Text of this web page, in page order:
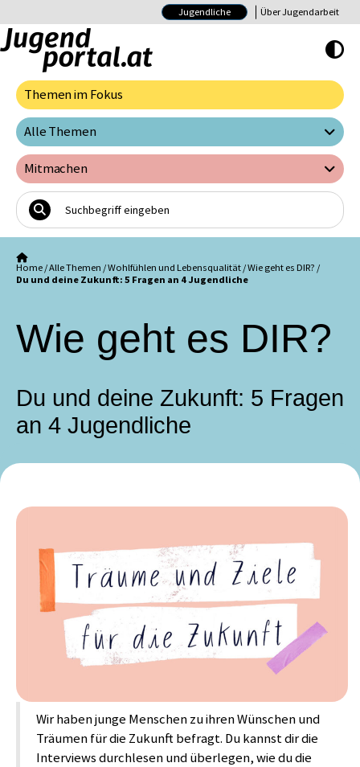
Jugendliche Über Jugendarbeit
Hoher Kontrast
Themen im Fokus
Alle Themen
Mitmachen
Home /Alle Themen /Wohlfühlen und Lebensqualität /Wie geht es DIR? /
Du und deine Zukunft: 5 Fragen an 4 Jugendliche
Wie geht es DIR?
Du und deine Zukunft: 5 Fragen
an 4 Jugendliche
Wir haben junge Menschen zu ihren Wünschen und
Träumen für die Zukunft befragt. Du kannst dir die
Interviews durchlesen und überlegen, wie du die